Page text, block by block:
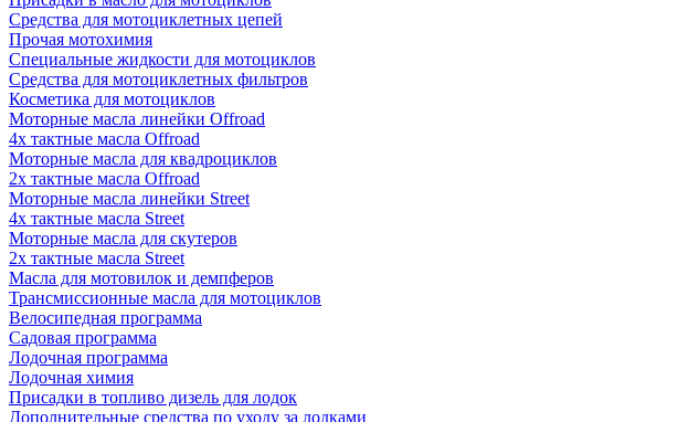
Средства для мотоциклетных цепей
Прочая мотохимия
Специальные жидкости для мотоциклов
Средства для мотоциклетных фильтров
Косметика для мотоциклов
Моторные масла линейки Offroad
4х тактные масла Offroad
Моторные масла для квадроциклов
2х тактные масла Offroad
Моторные масла линейки Street
4х тактные масла Street
Моторные масла для скутеров
2х тактные масла Street
Масла для мотовилок и демпферов
Трансмиссионные масла для мотоциклов
Велосипедная программа
Садовая программа
Лодочная программа
Лодочная химия
Присадки в топливо дизель для лодок
Дополнительные средства по уходу за лодками